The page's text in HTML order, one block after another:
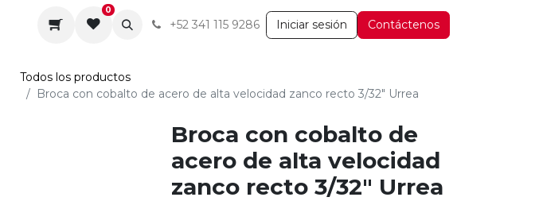
Servicios
0
+52 341 115 9286 Iniciar sesión Contáctenos
Todos los productos
Broca con cobalto de acero de alta velocidad zanco recto 3/32" Urrea
Broca con cobalto de
acero de alta velocidad
zanco recto 3/32" Urrea